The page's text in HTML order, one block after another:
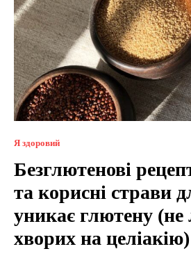
Я здоровий
Безглютенові
та корисні страви
уникає глютену
хворих на целіакію)